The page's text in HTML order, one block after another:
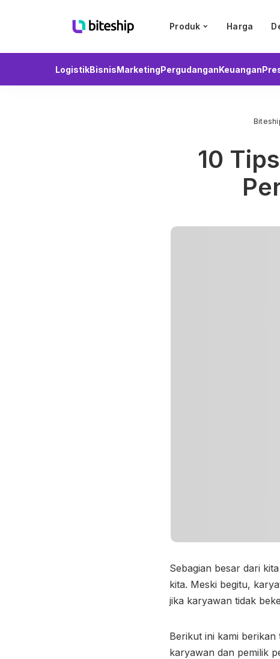
Produk Harga
LogistikBisnisMarketingPergudanganKeuangan
10
Sebagian besar dari
kita. Meski begitu,
jika karyawan tidak
Berikut ini kami
karyawan dan pemilik